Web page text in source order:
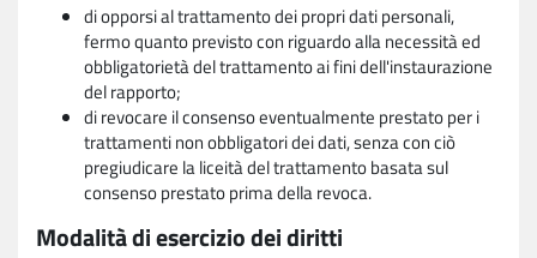
di opporsi al trattamento dei propri dati personali,
fermo quanto previsto con riguardo alla necessità ed
obbligatorietà del trattamento ai fini dell'instaurazione
del rapporto;
di revocare il consenso eventualmente prestato per i
trattamenti non obbligatori dei dati, senza con ciò
pregiudicare la liceità del trattamento basata sul
consenso prestato prima della revoca.
Modalità di esercizio dei diritti